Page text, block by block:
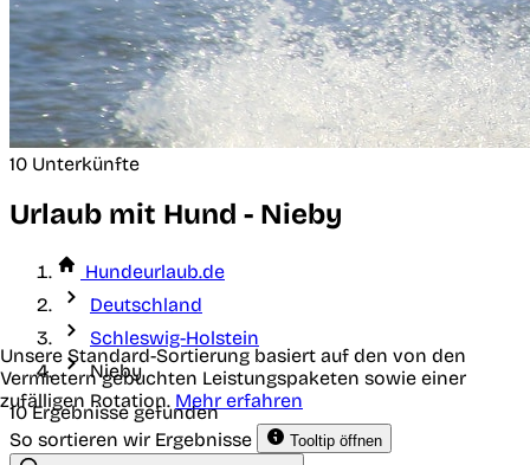
10 Unterkünfte
Urlaub mit Hund - Nieby
Hundeurlaub.de
Deutschland
Schleswig-Holstein
Nieby
10 Ergebnisse gefunden
So sortieren wir Ergebnisse
Tooltip öffnen
Unsere Standard-Sortierung basiert auf den von den
Vermietern gebuchten Leistungspaketen sowie einer
zufälligen Rotation. Mehr erfahren